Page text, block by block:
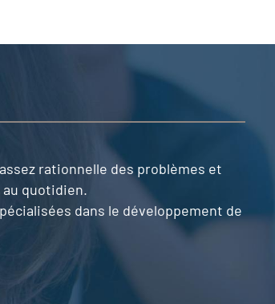
rationnelle des problèmes et
quotidien.
dans le développement de